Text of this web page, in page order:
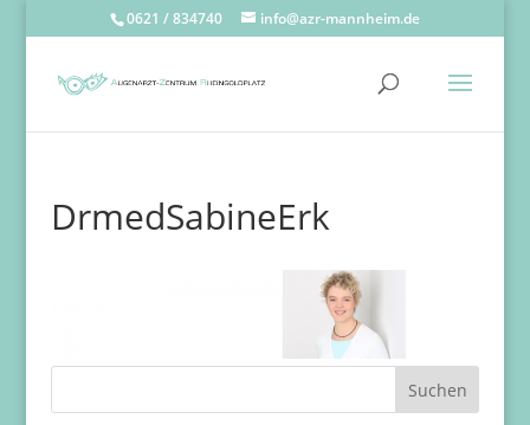
0621 / 834740 info@azr-mannheim.de
DrmedSabineErk